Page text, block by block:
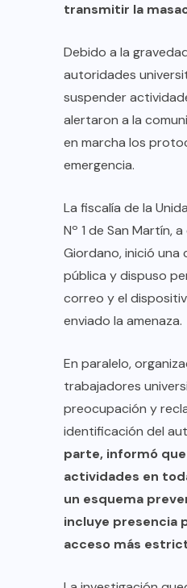
transmitir la
Debido a la
autoridades
suspender
alertaron a la
en marcha los
emergencia.
La fiscalía de la
Nº 1 de San Martín,
Giordano, inició una
pública y dispuso
correo y el
enviado la amenaza.
En paralelo,
trabajadores
preocupación y
identificación del
parte, informó
actividades en
un esquema
incluye presencia
acceso más